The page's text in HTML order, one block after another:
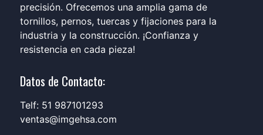
precisión. Ofrecemos una amplia gama de
tornillos, pernos, tuercas y fijaciones para la
industria y la construcción. ¡Confianza y
resistencia en cada pieza!
Datos de Contacto:
Telf: 51 987101293
ventas@imgehsa.com